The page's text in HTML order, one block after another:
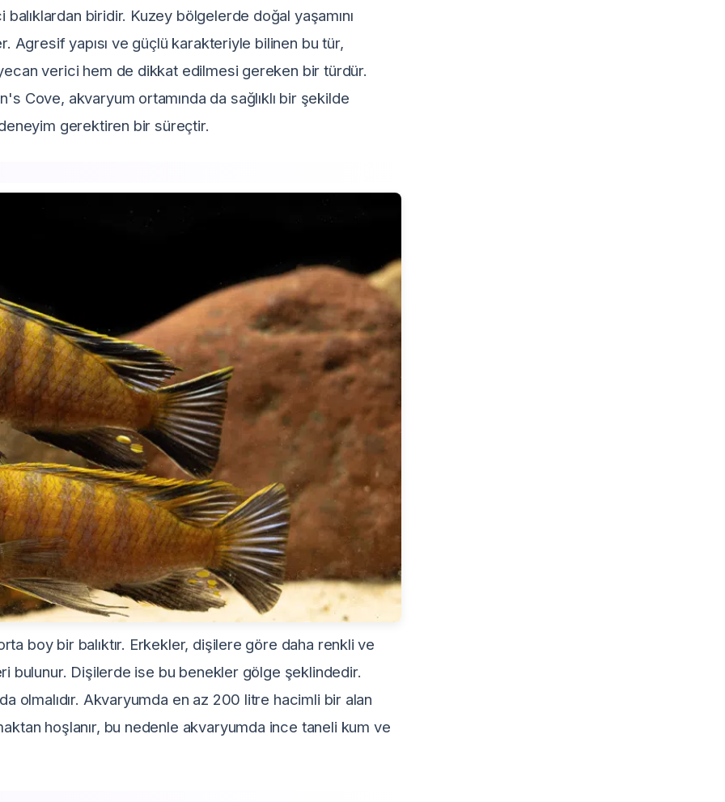
biridir. Kuzey bölgelerde doğal yaşamını
Agresif yapısı ve güçlü karakteriyle bilinen bu tür,
verici hem de dikkat edilmesi gereken bir türdür.
Cove, akvaryum ortamında da sağlıklı bir şekilde
gerektiren bir süreçtir.
boy bir balıktır. Erkekler, dişilere göre daha renkli ve
bulunur. Dişilerde ise bu benekler gölge şeklindedir.
olmalıdır. Akvaryumda en az 200 litre hacimli bir alan
hoşlanır, bu nedenle akvaryumda ince taneli kum ve